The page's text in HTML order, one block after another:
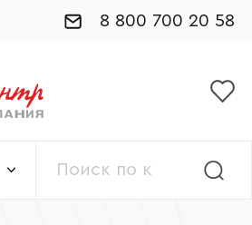
8 800 700 20 58